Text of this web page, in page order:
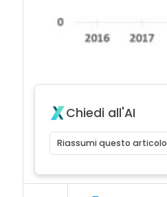
Chiedi all'AI
Riassumi questo articolo